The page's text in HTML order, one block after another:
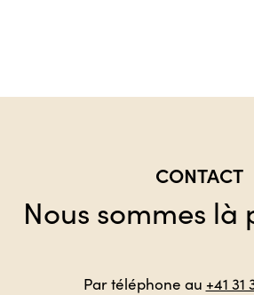
CONTACT
Nous sommes là
Par téléphone au +41 31